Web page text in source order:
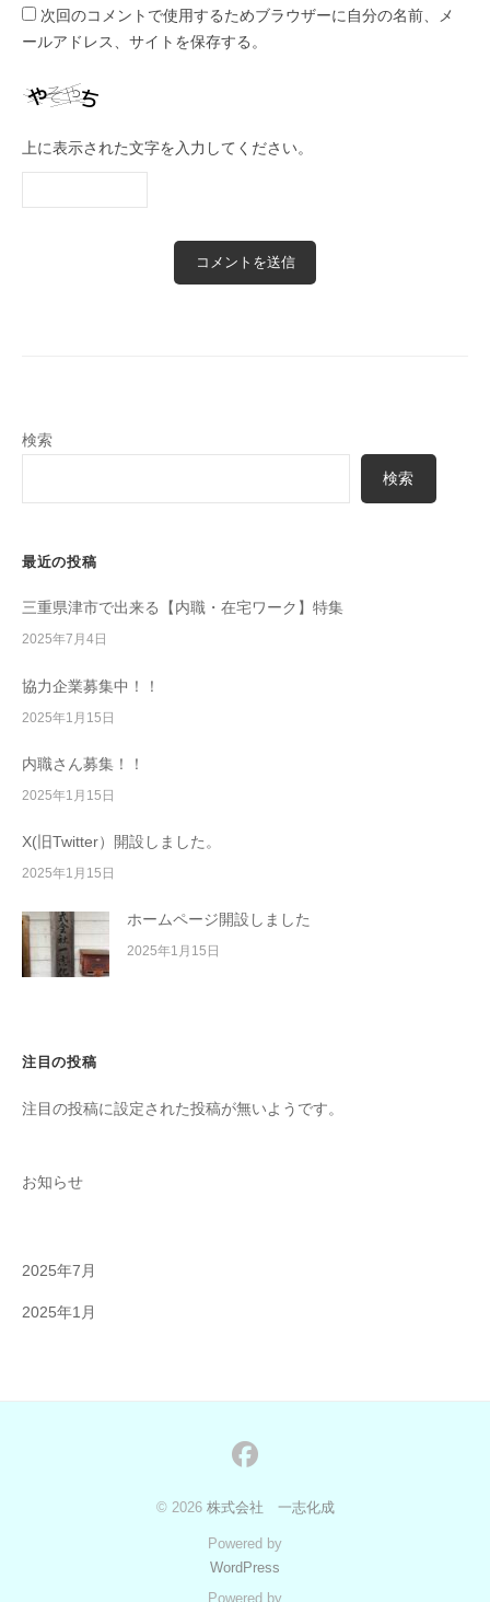
次回のコメントで使用するためブラウザーに自分の名前、メ
ールアドレス、サイトを保存する。
上に表示された文字を入力してください。
検索
検索
最近の投稿
三重県津市で出来る【内職・在宅ワーク】特集
2025年7月4日
協力企業募集中！！
2025年1月15日
内職さん募集！！
2025年1月15日
X(旧Twitter）開設しました。
2025年1月15日
ホームページ開設しました
2025年1月15日
注目の投稿
注目の投稿に設定された投稿が無いようです。
お知らせ
2025年7月
2025年1月
facebook
© 2026 株式会社 一志化成
Powered by
WordPress
Powered by